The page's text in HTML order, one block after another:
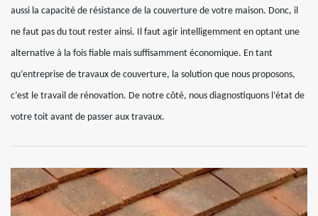
aussi la capacité de résistance de la couverture de votre maison. Donc, il
ne faut pas du tout rester ainsi. Il faut agir intelligemment en optant une
alternative à la fois fiable mais suffisamment économique. En tant
qu’entreprise de travaux de couverture, la solution que nous proposons,
c’est le travail de rénovation. De notre côté, nous diagnostiquons l’état de
votre toit avant de passer aux travaux.